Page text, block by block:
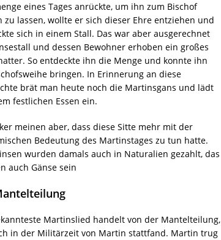
eines Tages anrückte, um ihn zum Bischof
zu lassen, wollte er sich dieser Ehre entziehen und
sich in einem Stall. Das war aber ausgerechnet
und dessen Bewohner erhoben ein großes
So entdeckte ihn die Menge und konnte ihn
bringen. In Erinnerung an diese
brät man heute noch die Martinsgans und lädt
festlichen Essen ein.
meinen aber, dass diese Sitte mehr mit der
Bedeutung des Martinstages zu tun hatte.
wurden damals auch in Naturalien gezahlt, das
auch Gänse sein
Martinslied handelt von der Mantelteilung,
in der Militärzeit von Martin stattfand. Martin trug